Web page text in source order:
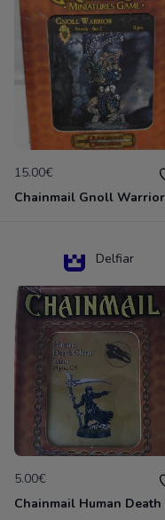
15.00€
Delfiar
5.00€